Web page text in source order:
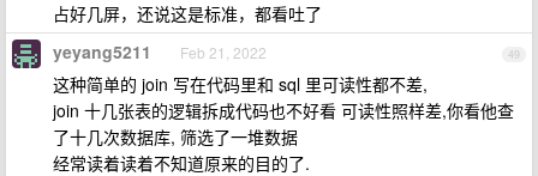
占好几屏，还说这是标准，都看吐了
49
yeyang5211 Feb 21, 2022
这种简单的 join 写在代码里和 sql 里可读性都不差,
join 十几张表的逻辑拆成代码也不好看 可读性照样差,你看他查
了十几次数据库, 筛选了一堆数据
经常读着读着不知道原来的目的了.